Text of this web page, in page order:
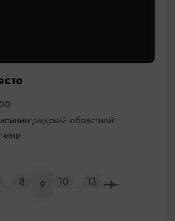
областной
... 8 9 10 ... 13